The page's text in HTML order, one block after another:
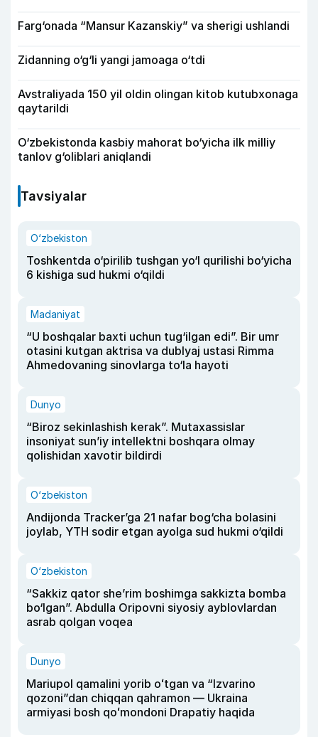
Farg‘onada “Mansur Kazanskiy” va sherigi ushlandi
Zidanning o‘g‘li yangi jamoaga o‘tdi
Avstraliyada 150 yil oldin olingan kitob kutubxonaga
qaytarildi
O‘zbekistonda kasbiy mahorat bo‘yicha ilk milliy
tanlov g‘oliblari aniqlandi
Tavsiyalar
O‘zbekiston
Toshkentda o‘pirilib tushgan yo‘l qurilishi bo‘yicha
6 kishiga sud hukmi o‘qildi
Madaniyat
“U boshqalar baxti uchun tug‘ilgan edi”. Bir umr
otasini kutgan aktrisa va dublyaj ustasi Rimma
Ahmedovaning sinovlarga to‘la hayoti
Dunyo
“Biroz sekinlashish kerak”. Mutaxassislar
insoniyat sun’iy intellektni boshqara olmay
qolishidan xavotir bildirdi
O‘zbekiston
Andijonda Tracker’ga 21 nafar bog‘cha bolasini
joylab, YTH sodir etgan ayolga sud hukmi o‘qildi
O‘zbekiston
“Sakkiz qator she’rim boshimga sakkizta bomba
bo‘lgan”. Abdulla Oripovni siyosiy ayblovlardan
asrab qolgan voqea
Dunyo
Mariupol qamalini yorib oʻtgan va “Izvarino
qozoni”dan chiqqan qahramon — Ukraina
armiyasi bosh qoʻmondoni Drapatiy haqida